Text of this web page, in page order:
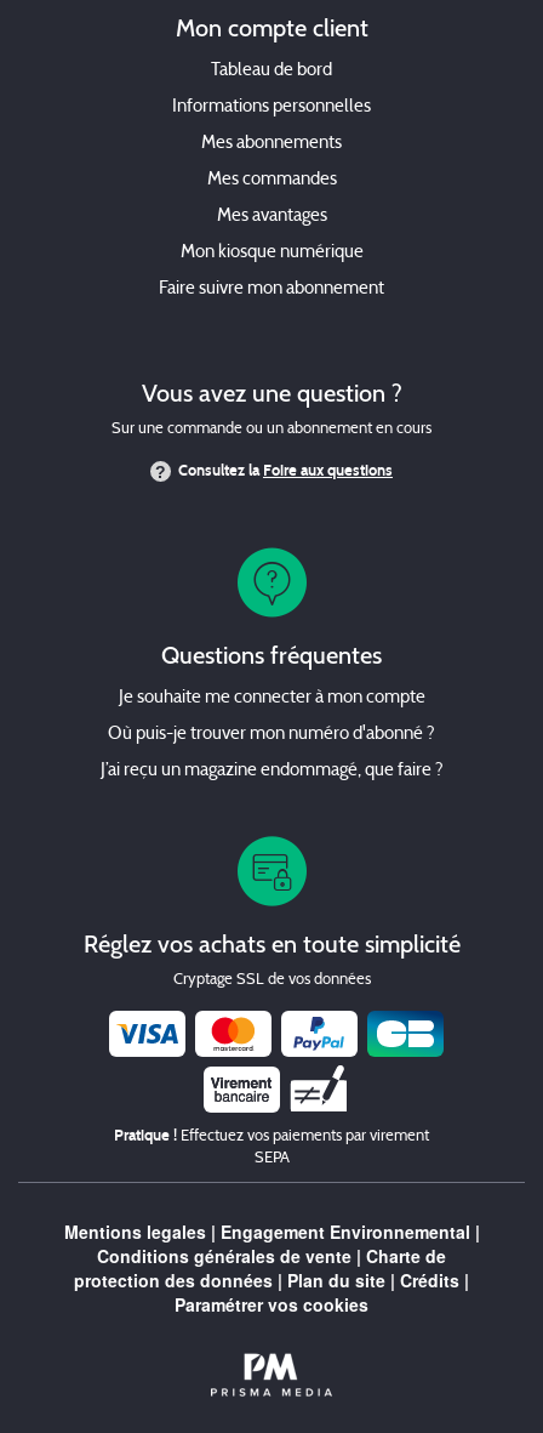
Mon compte client
Tableau de bord
Informations personnelles
Mes abonnements
Mes commandes
Mes avantages
Mon kiosque numérique
Faire suivre mon abonnement
Vous avez une question ?
Sur une commande ou un abonnement en cours
Consultez laFoire aux questions
Questions fréquentes
Je souhaite me connecter à mon compte
Où puis-je trouver mon numéro d'abonné ?
J’ai reçu un magazine endommagé, que faire ?
Réglez vos achats en toute simplicité
Cryptage SSL de vos données
Chèque
Pratique ! Effectuez vos paiements par virement
SEPA
Mentions legales| Engagement Environnemental |
Conditions générales de vente | Charte de
protection des données | Plan du site | Crédits |
Paramétrer vos cookies